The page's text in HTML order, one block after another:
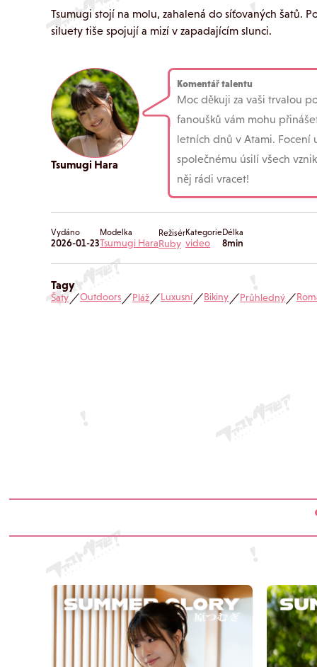
Tsumugi stojí na molu, zahalená do síťovaných šatů.
siluety tiše spojují a mizí v zapadajícím slunci.
Tsumugi Hara
Komentář talentu
Moc děkuji za vaši trvalou
fanoušků vám mohu
letních dnů v Atami. Focení
společnému úsilí všech
něj rádi vracet!
Vydáno
2026-01-23
Modelka
Tsumugi Hara
Režisér
Ruby
Kategorie
video
Délka
8min
Tagy
Šaty／Outdoors／Pláž／Luxusní／Bikiny／Průhledný／